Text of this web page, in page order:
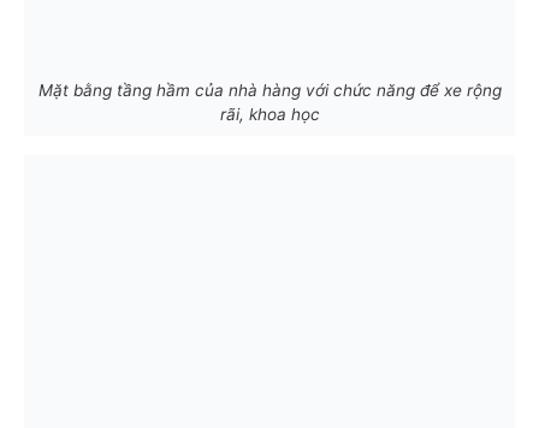
Mặt bằng tầng hầm của nhà hàng với chức năng để xe rộng
rãi, khoa học